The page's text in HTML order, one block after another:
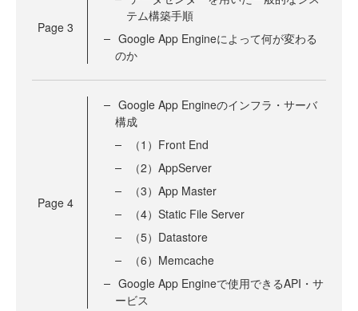
Page 3
テム構築手順
Google App Engineによって何が変わる
のか
Page 4
Google App Engineのインフラ・サーバ
構成
（1）Front End
（2）AppServer
（3）App Master
（4）Static File Server
（5）Datastore
（6）Memcache
Google App Engineで使用できるAPI・サ
ービス